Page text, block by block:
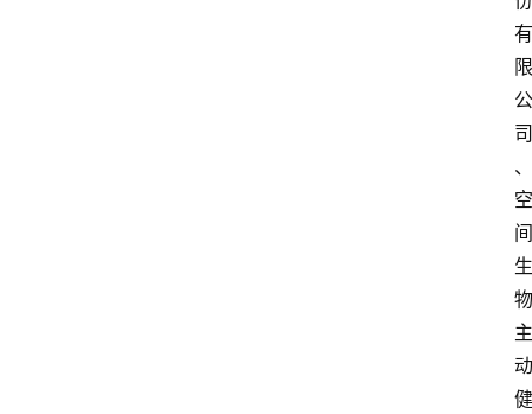
有
限
公
司
、
空
间
生
物
主
动
健